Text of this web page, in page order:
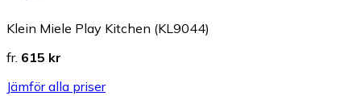
Klein Miele Play Kitchen (KL9044)
fr. 615 kr
Jämför alla priser